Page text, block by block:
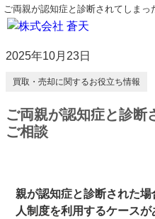
ご両親が認知症と診断されてしまっ
2025年10月23日
買取・売却に関するお役立ち情報
ご両親が認知症と診断
ご相談
親が認知症と診断された
人制度を利用するケースが